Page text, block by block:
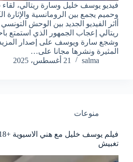
فيديو يوسف خليل وسارة ريتالي،
وحميم يجمع بين الرومانسية والإثارة
أاثر الفيديو الجديد بين الوحش
ريتالي إعجاب الجمهور الذي استمتع
وشجع سارة ويوسف على إصدار المزيد
المثيرة ونشرها مجانا على…
salma
21 أغسطس، 2025
منوعات
تغبيش